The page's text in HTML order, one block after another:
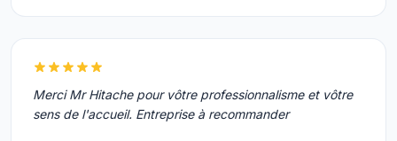
Merci Mr Hitache pour vôtre professionnalisme et vôtre
sens de l'accueil. Entreprise à recommander